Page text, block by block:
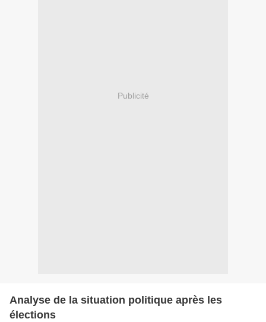
Publicité
Analyse de la situation politique après les
élections